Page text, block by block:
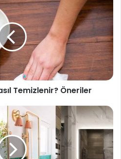
Temizlenir? Öneriler